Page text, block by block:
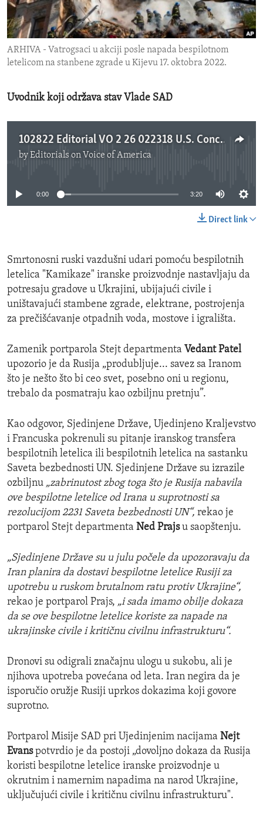
ENVIRONMENT AND HEALTH
IDEALS AND INSTITUTIONS
ARHIVA - Vatrogsaci u akciji posle napada bespilotnom
letelicom na stanbene zgrade u Kijevu 17. oktobra 2022.
Uvodnik koji održava stav Vlade SAD
102822 Editorial VO 2 26 022318 U.S. Concerned Over Iranian Tranfer of UAVs to Russia.mp3
byEditorials on Voice of America
0:00 3:20
Direct link
Smrtonosni ruski vazdušni udari pomoću bespilotnih
letelica "Kamikaze" iranske proizvodnje nastavljaju da
potresaju gradove u Ukrajini, ubijajući civile i
uništavajući stambene zgrade, elektrane, postrojenja
za prečišćavanje otpadnih voda, mostove i igrališta.
Zamenik portparola Stejt departmenta Vedant Patel
upozorio je da Rusija „produbljuje... savez sa Iranom
što je nešto što bi ceo svet, posebno oni u regionu,
trebalo da posmatraju kao ozbiljnu pretnju”.
Kao odgovor, Sjedinjene Države, Ujedinjeno Kraljevstvo
i Francuska pokrenuli su pitanje iranskog transfera
bespilotnih letelica ili bespilotnih letelica na sastanku
Saveta bezbednosti UN. Sjedinjene Države su izrazile
ozbiljnu „zabrinutost zbog toga što je Rusija nabavila
ove bespilotne letelice od Irana u suprotnosti sa
rezolucijom 2231 Saveta bezbednosti UN“, rekao je
portparol Stejt departmenta Ned Prajsu saopštenju.
„Sjedinjene Države su u julu počele da upozoravaju da
Iran planira da dostavi bespilotne letelice Rusiji za
upotrebu u ruskom brutalnom ratu protiv Ukrajine“,
rekao je portparol Prajs, „i sada imamo obilje dokaza
da se ove bespilotne letelice koriste za napade na
ukrajinske civile i kritičnu civilnu infrastrukturu“.
Dronovi su odigrali značajnu ulogu u sukobu, ali je
njihova upotreba povećana od leta. Iran negira da je
isporučio oružje Rusiji uprkos dokazima koji govore
suprotno.
Portparol Misije SAD pri Ujedinjenim nacijama Nejt
Evanspotvrdio je da postoji „dovoljno dokaza da Rusija
koristi bespilotne letelice iranske proizvodnje u
okrutnim i namernim napadima na narod Ukrajine,
uključujući civile i kritičnu civilnu infrastrukturu".